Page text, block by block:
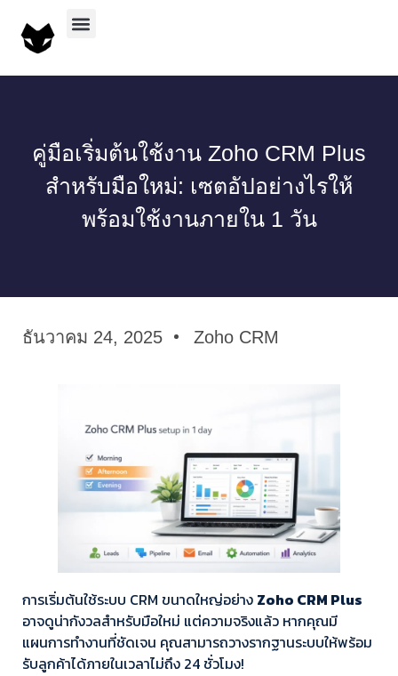
คู่มือเริ่มต้นใช้งาน Zoho CRM Plus
สำหรับมือใหม่: เซตอัปอย่างไรให้
พร้อมใช้งานภายใน 1 วัน
ธันวาคม 24, 2025 Zoho CRM
การเริ่มต้นใช้ระบบ CRM ขนาดใหญ่อย่าง Zoho CRM Plus
อาจดูน่ากังวลสำหรับมือใหม่ แต่ความจริงแล้ว หากคุณมี
แผนการทำงานที่ชัดเจน คุณสามารถวางรากฐานระบบให้พร้อม
รับลูกค้าได้ภายในเวลาไม่ถึง 24 ชั่วโมง!